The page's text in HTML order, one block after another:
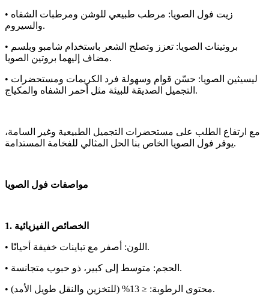
• زيت فول الصويا: مرطب طبيعي للوشن ومرطبات الشفاه
والسيروم.
• بروتينات الصويا: تعزز وتصلح الشعر باستخدام شامبو وبلسم
مضاف إليهما بروتين الصويا.
• ليسيثين الصويا: حسّن قوام وسهولة فرد الكريمات ومستحضرات
التجميل الصديقة للبيئة مثل أحمر الشفاه والمكياج.
مع ارتفاع الطلب على مستحضرات التجميل الطبيعية وغير السامة،
يوفر فول الصويا الخاص بنا الحل المثالي للفخامة المستدامة.
• اللون: أصفر مع تباينات خفيفة أحيانًا.
• الحجم: متوسط إلى كبير، ذو حبوب متجانسة.
• محتوى الرطوبة: ≤ 13% (للتخزين والنقل طويل الأمد).